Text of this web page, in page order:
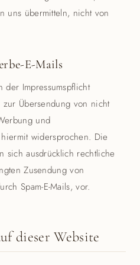
uns übermitteln, nicht von
E-Mails
der Impressumspflicht
zur Übersendung von nicht
und
widersprochen. Die
sich ausdrücklich rechtliche
Zusendung von
Spam-E-Mails, vor.
dieser Website